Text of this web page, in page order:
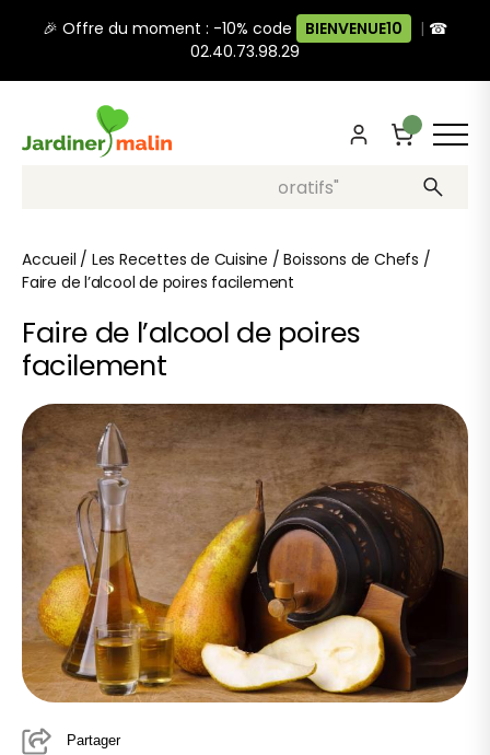
🎉 Offre du moment : -10% code BIENVENUE10 | ☎
02.40.73.98.29
Recherche, ex: "pots décoratifs"
Accueil / Les Recettes de Cuisine /Boissons de Chefs /
Faire de l’alcool de poires facilement
Faire de l’alcool de poires
facilement
Partager